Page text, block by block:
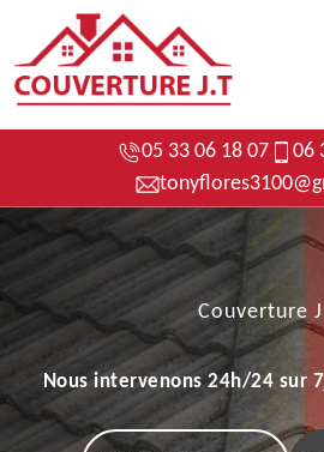
05 33 06 18 07
06
Couverture
Nous intervenons 24h/24 sur